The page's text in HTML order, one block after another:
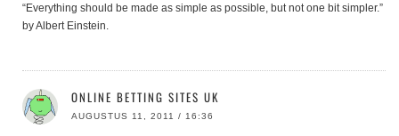
“Everything should be made as simple as possible, but not one bit simpler.”
by Albert Einstein.
ONLINE BETTING SITES UK
AUGUSTUS 11, 2011 / 16:36